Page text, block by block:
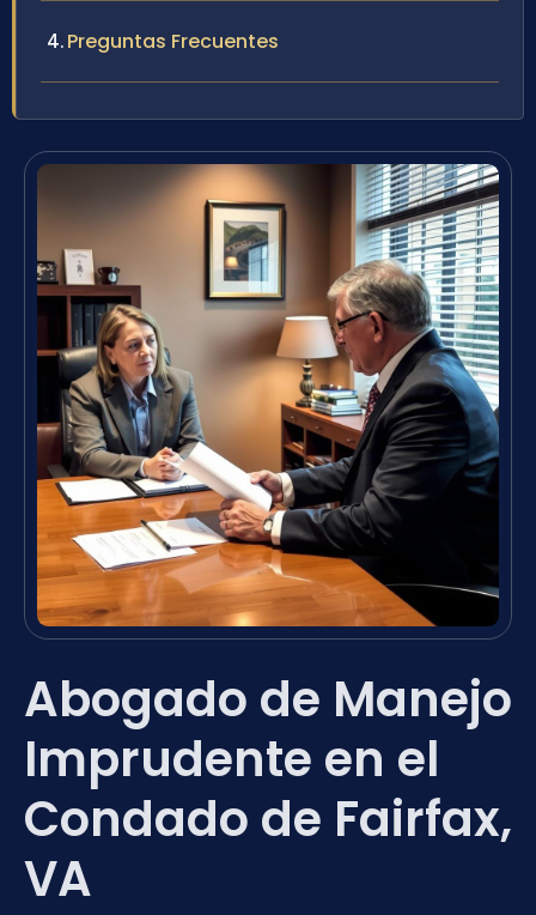
Preguntas Frecuentes
Abogado de Manejo
Imprudente en el
Condado de Fairfax,
VA